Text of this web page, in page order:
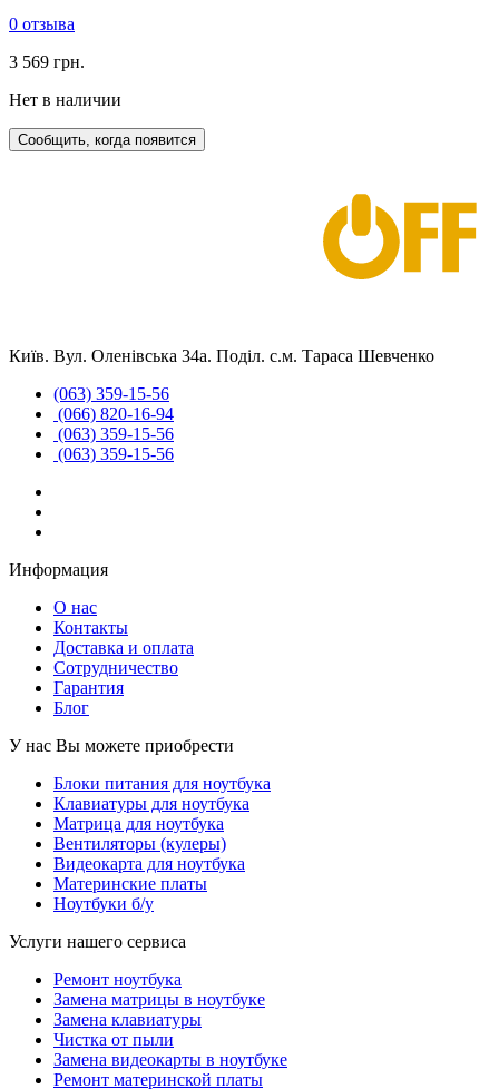
0 отзыва
3 569 грн.
Нет в наличии
Сообщить, когда появится
Київ. Вул. Оленівська 34а. Поділ. с.м. Тараса Шевченко
(063) 359-15-56
(066) 820-16-94
(063) 359-15-56
(063) 359-15-56
Информация
О нас
Контакты
Доставка и оплата
Сотрудничество
Гарантия
Блог
У нас Вы можете приобрести
Блоки питания для ноутбука
Клавиатуры для ноутбука
Матрица для ноутбука
Вентиляторы (кулеры)
Видеокарта для ноутбука
Материнские платы
Ноутбуки б/у
Услуги нашего сервиса
Ремонт ноутбука
Замена матрицы в ноутбуке
Замена клавиатуры
Чистка от пыли
Замена видеокарты в ноутбуке
Ремонт материнской платы